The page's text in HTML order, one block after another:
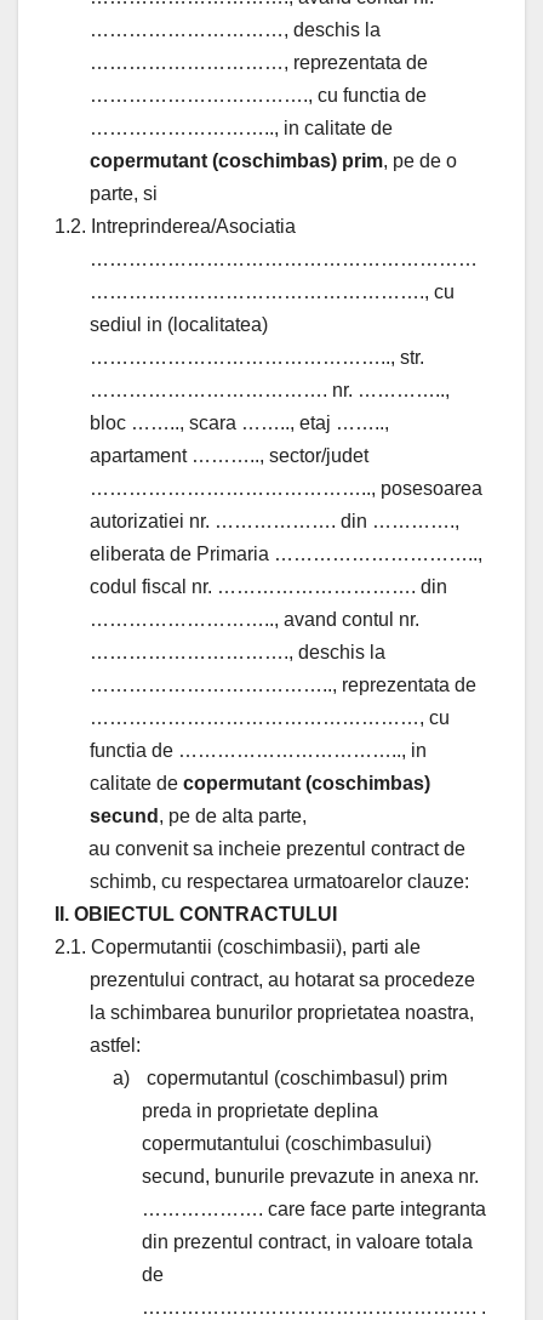
…………………………, deschis la
…………………………, reprezentata de
……………………………., cu functia de
……………………….., in calitate de
copermutant (coschimbas) prim, pe de o
parte, si
1.2. Intreprinderea/Asociatia
……………………………………………………
……………………………………………., cu
sediul in (localitatea)
……………………………………….., str.
………………………………. nr. …………..,
bloc …….., scara …….., etaj ……..,
apartament ……….., sector/judet
…………………………………….., posesoarea
autorizatiei nr. ………………. din ………….,
eliberata de Primaria …………………………..,
codul fiscal nr. …………………………. din
……………………….., avand contul nr.
…………………………., deschis la
……………………………….., reprezentata de
……………………………………………, cu
functia de …………………………….., in
calitate de copermutant (coschimbas)
secund , pe de alta parte,
au convenit sa incheie prezentul contract de
schimb, cu respectarea urmatoarelor clauze:
II. OBIECTUL CONTRACTULUI
2.1. Copermutantii (coschimbasii), parti ale
prezentului contract, au hotarat sa procedeze
la schimbarea bunurilor proprietatea noastra,
astfel:
a)
copermutantul (coschimbasul) prim
preda in proprietate deplina
copermutantului (coschimbasului)
secund, bunurile prevazute in anexa nr.
………………. care face parte integranta
din prezentul contract, in valoare totala
de
……………………………………………. .